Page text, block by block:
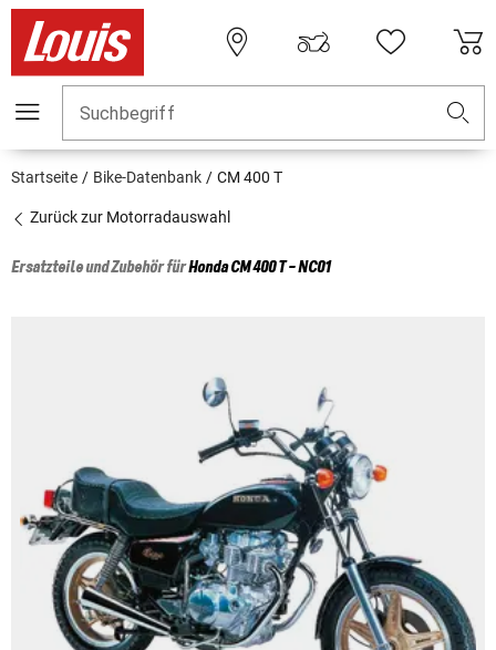
Suchbegriff
Startseite Bike-Datenbank CM 400 T
Zurück zur Motorradauswahl
Ersatzteile und Zubehör fürHondaCM 400 T - NC01